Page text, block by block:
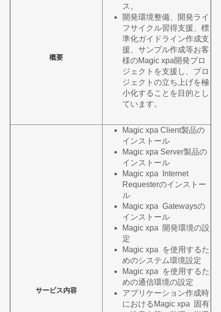
概要
ス。
開発環境整備、開発ライ
フサイクル習得支援、標
準化ガイドライン作成支
援、サンプル作成等お客
様のMagic xpa開発プロ
ジェクトを支援し、プロ
ジェクトの立ち上げを極
小化することを目的とし
ています。
サービス内容
Magic xpa Client製品の
インストール
Magic xpa Server製品の
インストール
Magic xpa Internet
Requesterのインストー
ル
Magic xpa Gatewaysの
インストール
Magic xpa 開発環境の設
定
Magic xpa を使用するた
めのシステム環境設定
Magic xpa を使用するた
めの通信環境の設定
アプリケーション作成時
におけるMagic xpa 固有